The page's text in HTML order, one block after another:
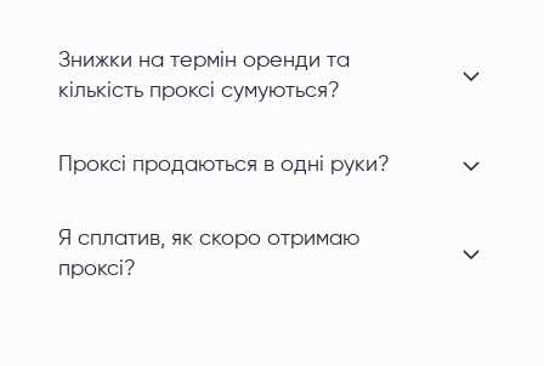
Знижки на термін оренди та
кількість проксі сумуються?
Проксі продаються в одні руки?
Я сплатив, як скоро отримаю
проксі?